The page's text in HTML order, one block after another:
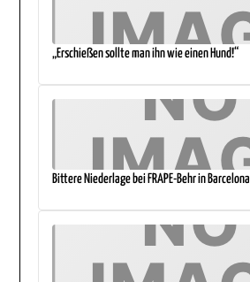
„Erschießen sollte man ihn wie einen Hund!“
Bittere Niederlage bei FRAPE-Behr in Barcelona